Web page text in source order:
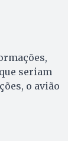
seriam
o avião